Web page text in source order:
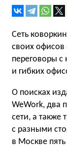
Сеть
своих
переговоры с
и гибких
О поисках
WeWork, два
сети, а также
с разными
в Москве